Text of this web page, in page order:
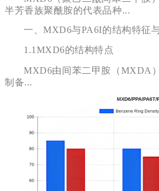
半芳香族聚酰胺的代表品种...
一、MXD6与PA6I的结构特征
1.1MXD6的结构特点
MXD6由间苯二甲胺（MXDA
制备...